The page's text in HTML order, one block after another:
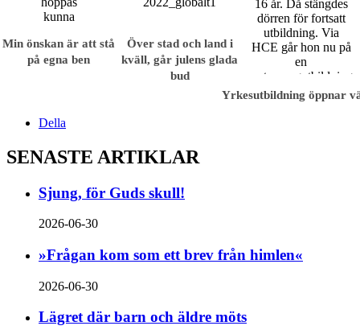
Min önskan är att stå
på egna ben
Över stad och land i
kväll, går julens glada
bud
Yrkesutbildning öppnar
Della
SENASTE ARTIKLAR
Sjung, för Guds skull!
2026-06-30
»Frågan kom som ett brev från himlen«
2026-06-30
Lägret där barn och äldre möts